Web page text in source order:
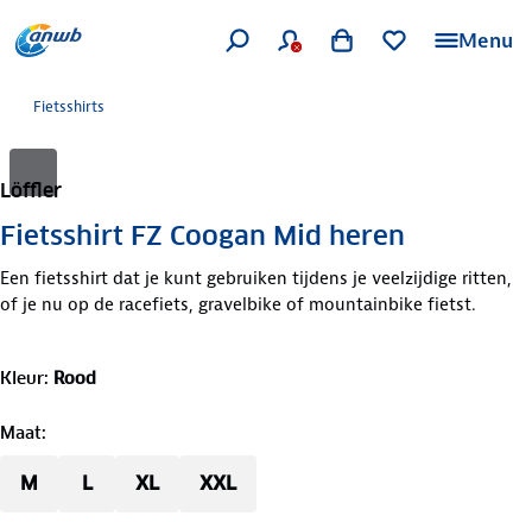
Menu
Fietsshirts
Löffler
Fietsshirt FZ Coogan Mid heren
Een fietsshirt dat je kunt gebruiken tijdens je veelzijdige ritten,
of je nu op de racefiets, gravelbike of mountainbike fietst.
Kleur: Rood
Maat:
M L XL XXL